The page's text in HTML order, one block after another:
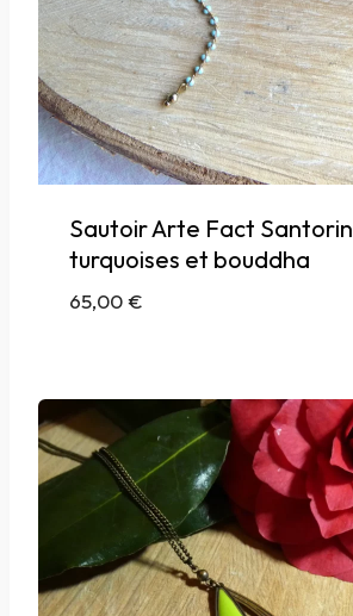
Sautoir Arte Fact Santorin
turquoises et bouddha
65,00€